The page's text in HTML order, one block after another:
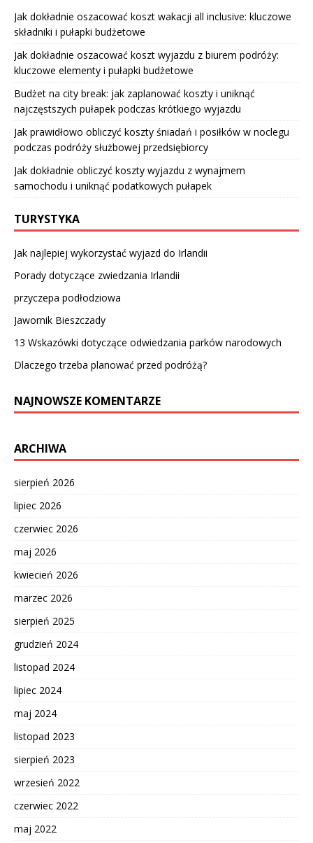
Jak dokładnie oszacować koszt wakacji all inclusive: kluczowe
składniki i pułapki budżetowe
Jak dokładnie oszacować koszt wyjazdu z biurem podróży:
kluczowe elementy i pułapki budżetowe
Budżet na city break: jak zaplanować koszty i uniknąć
najczęstszych pułapek podczas krótkiego wyjazdu
Jak prawidłowo obliczyć koszty śniadań i posiłków w noclegu
podczas podróży służbowej przedsiębiorcy
Jak dokładnie obliczyć koszty wyjazdu z wynajmem
samochodu i uniknąć podatkowych pułapek
TURYSTYKA
Jak najlepiej wykorzystać wyjazd do Irlandii
Porady dotyczące zwiedzania Irlandii
przyczepa podłodziowa
Jawornik Bieszczady
13 Wskazówki dotyczące odwiedzania parków narodowych
Dlaczego trzeba planować przed podróżą?
NAJNOWSZE KOMENTARZE
ARCHIWA
sierpień 2026
lipiec 2026
czerwiec 2026
maj 2026
kwiecień 2026
marzec 2026
sierpień 2025
grudzień 2024
listopad 2024
lipiec 2024
maj 2024
listopad 2023
sierpień 2023
wrzesień 2022
czerwiec 2022
maj 2022